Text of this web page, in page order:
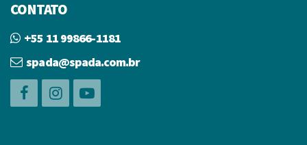
CONTATO
+55 11 99866-1181
spada@spada.com.br